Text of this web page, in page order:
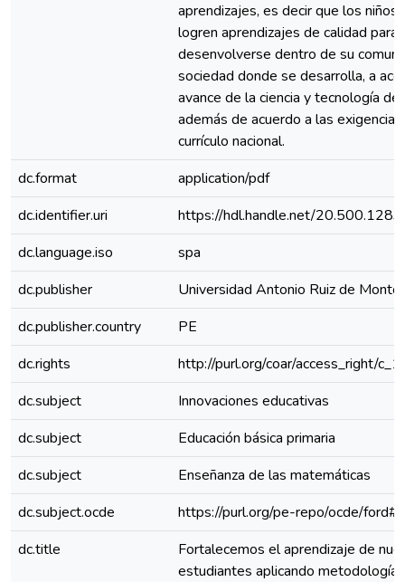
aprendizajes, es decir que los niños
logren aprendizajes de calidad para
desenvolverse dentro de su
sociedad donde se desarrolla, a
avance de la ciencia y tecnología de
además de acuerdo a las
currículo nacional.
dc.format
application/pdf
dc.identifier.uri
https://hdl.handle.net/
dc.language.iso
spa
dc.publisher
Universidad Antonio Ruiz de
dc.publisher.country
PE
dc.rights
http://purl.org/coar/access_right/
dc.subject
Innovaciones educativas
dc.subject
Educación básica primaria
dc.subject
Enseñanza de las matemáticas
dc.subject.ocde
https://purl.org/pe-repo/ocde/
dc.title
Fortalecemos el aprendizaje de
estudiantes aplicando